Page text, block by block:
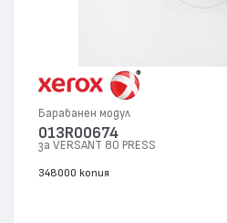
Барабанен модул
013R00674
за VERSANT 80 PRESS
348000 копия